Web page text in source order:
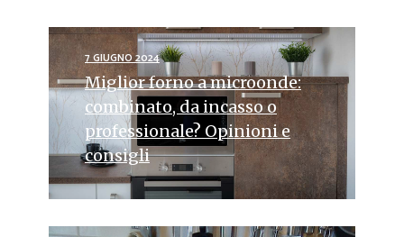
7 GIUGNO 2024
Miglior forno a microonde:
combinato, da incasso o
professionale? Opinioni e
consigli